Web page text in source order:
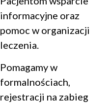
informacyjne oraz
pomoc w organizacji
leczenia.
Pomagamy w
formalnościach,
rejestracji na zabieg